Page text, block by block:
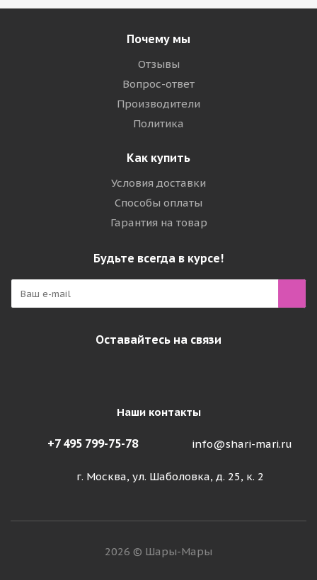
Почему мы
Отзывы
Вопрос-ответ
Производители
Политика
Как купить
Условия доставки
Способы оплаты
Гарантия на товар
Будьте всегда в курсе!
Оставайтесь на связи
Наши контакты
+7 495 799-75-78 info@shari-mari.ru
г. Москва, ул. Шаболовка, д. 25, к. 2
2026 © Шары-Мары